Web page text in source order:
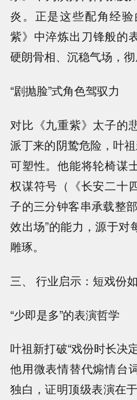
炎。正是这些配角经
紫》中淬炼出刀锋般的
硬朗骨相、沉稳气场，彻
“剧抛脸”式角色驾驭力
对比《九重紫》太子的
派丁来的阴鸷危险，叶
可塑性。他能将轮椅谋
权谋符号（《长安二十
子的三分钟客串承载整
效出场”的能力，源于
雕琢。
三、 行业启示：短戏份
“少即是多”的表演哲学
叶祖新打破“戏份时长决
他用微表情替代煽情台
独白，证明顶级表演在